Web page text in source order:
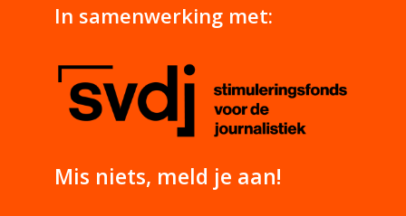
In samenwerking met:
Mis niets, meld je aan!